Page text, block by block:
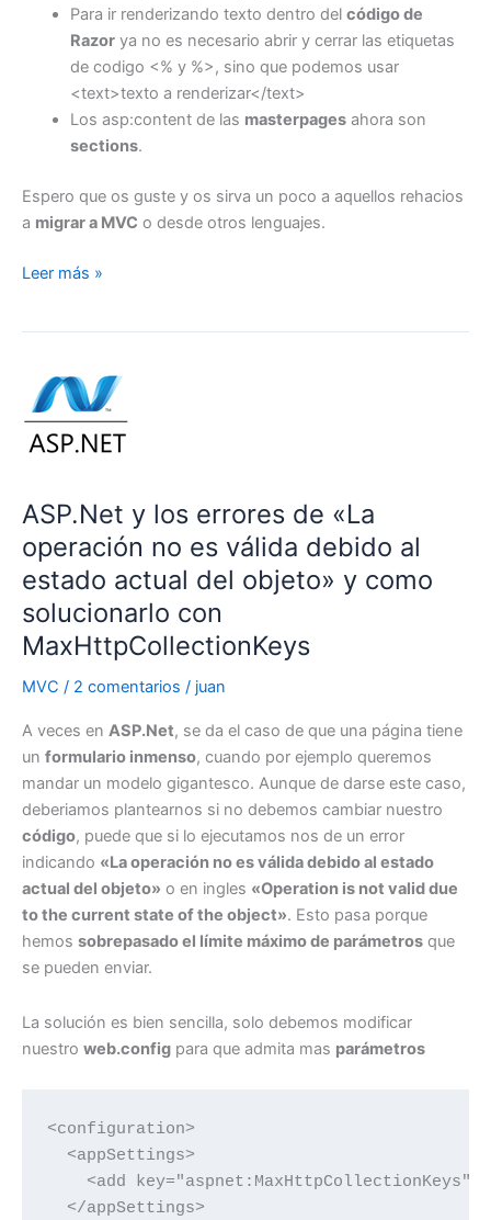
Para ir renderizando texto dentro del código de
Razorya no es necesario abrir y cerrar las etiquetas
de codigo <% y %>, sino que podemos usar
<text>texto a renderizar</text>
Los asp:content de las masterpagesahora son
sections.
Espero que os guste y os sirva un poco a aquellos rehacios
a migrar a MVC o desde otros lenguajes.
ASP.Net
evolución
desde
apsx
webforms
MVC
fundamentos
básicos
de
ASP.Net
Leer más »
ASP.Net y los errores de «La
operación no es válida debido al
estado actual del objeto» y como
solucionarlo con
MaxHttpCollectionKeys
MVC / 2 comentarios / juan
A veces en ASP.Net, se da el caso de que una página tiene
un formulario inmenso, cuando por ejemplo queremos
mandar un modelo gigantesco. Aunque de darse este caso,
deberiamos plantearnos si no debemos cambiar nuestro
código, puede que si lo ejecutamos nos de un error
indicando «La operación no es válida debido al estado
actual del objeto» o en ingles «Operation is not valid due
to the current state of the object». Esto pasa porque
hemos sobrepasado el límite máximo de parámetros que
se pueden enviar.
La solución es bien sencilla, solo debemos modificar
nuestro web.config para que admita mas parámetros
<configuration>
  <appSettings>
<add key="aspnet:MaxHttpCollectionKeys"
  </appSettings>